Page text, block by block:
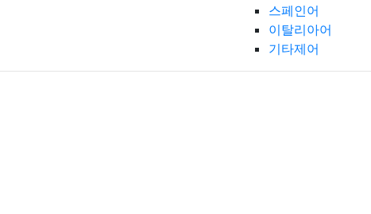
스페인어
이탈리아어
기타제어